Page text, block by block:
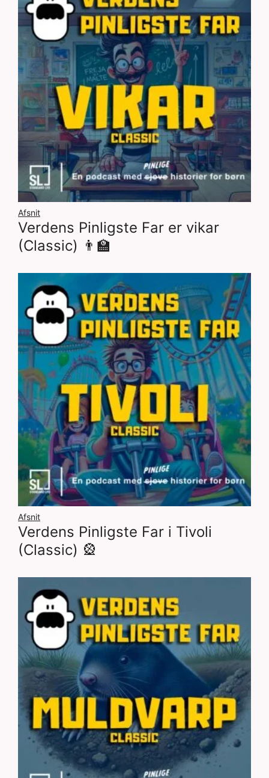
Afsnit
Verdens Pinligste Far er vikar
(Classic) 👨‍🏫
Afsnit
Verdens Pinligste Far i Tivoli
(Classic) 🎡